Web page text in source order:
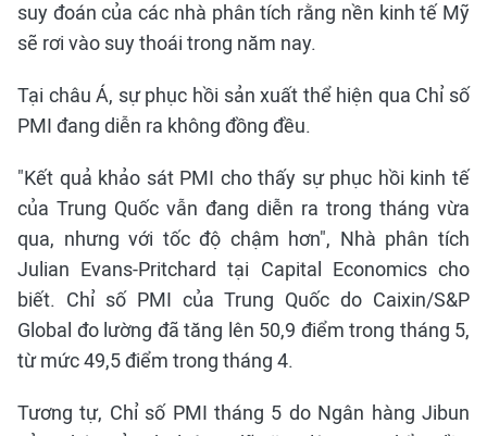
suy đoán của các nhà phân tích rằng nền kinh tế Mỹ
sẽ rơi vào suy thoái trong năm nay.
Tại châu Á, sự phục hồi sản xuất thể hiện qua Chỉ số
PMI đang diễn ra không đồng đều.
"Kết quả khảo sát PMI cho thấy sự phục hồi kinh tế
của Trung Quốc vẫn đang diễn ra trong tháng vừa
qua, nhưng với tốc độ chậm hơn", Nhà phân tích
Julian Evans-Pritchard tại Capital Economics cho
biết. Chỉ số PMI của Trung Quốc do Caixin/S&P
Global đo lường đã tăng lên 50,9 điểm trong tháng 5,
từ mức 49,5 điểm trong tháng 4.
Tương tự, Chỉ số PMI tháng 5 do Ngân hàng Jibun